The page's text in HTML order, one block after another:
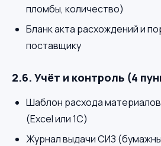
пломбы, количество)
Бланк акта расхождений и
поставщику
2.6. Учёт и контроль (4
Шаблон расхода
(Excel или 1С)
Журнал выдачи СИЗ